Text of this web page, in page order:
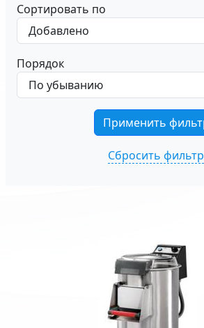
Сортировать по
Порядок
Сбросить фильтр